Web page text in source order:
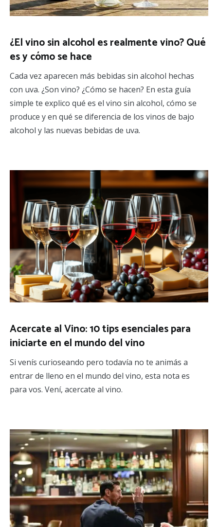
¿El vino sin alcohol es realmente vino? Qué
es y cómo se hace
Cada vez aparecen más bebidas sin alcohol hechas
con uva. ¿Son vino? ¿Cómo se hacen? En esta guía
simple te explico qué es el vino sin alcohol, cómo se
produce y en qué se diferencia de los vinos de bajo
alcohol y las nuevas bebidas de uva.
Acercate al Vino: 10 tips esenciales para
iniciarte en el mundo del vino
Si venís curioseando pero todavía no te animás a
entrar de lleno en el mundo del vino, esta nota es
para vos. Vení, acercate al vino.